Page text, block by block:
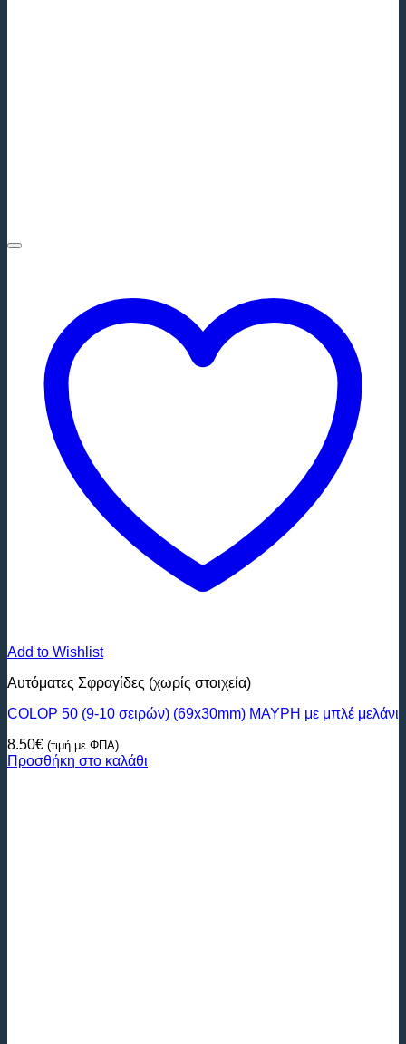
Add to Wishlist
Αυτόματες Σφραγίδες (χωρίς στοιχεία)
COLOP 50 (9-10 σειρών) (69x30mm) ΜΑΥΡΗ με μπλέ μελάνι
8.50€ (τιμή με ΦΠΑ)
Προσθήκη στο καλάθι